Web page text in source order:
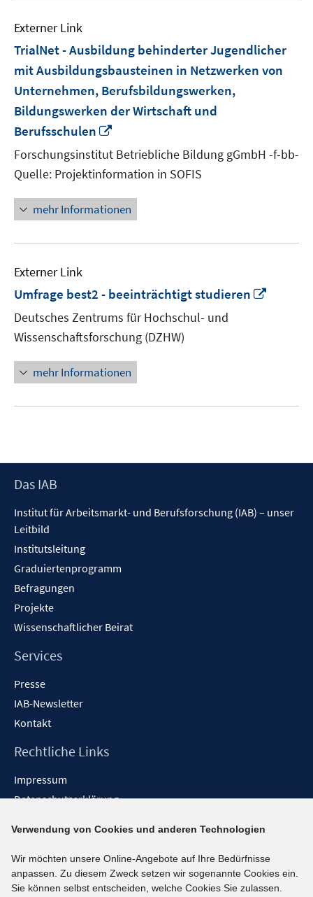
Externer Link
TrialNet - Ausbildung behinderter Jugendlicher
mit Ausbildungsbausteinen in Netzwerken von
Unternehmen, Berufsbildungswerken,
Bildungswerken der Wirtschaft und
Berufsschulen
neuem
Fenster
öffnen
Forschungsinstitut Betriebliche Bildung gGmbH -f-bb-
Quelle: Projektinformation in SOFIS
mehr Informationen
Externer Link
Umfrage best2 - beeinträchtigt studieren
Deutsches Zentrums für Hochschul- und
Wissenschaftsforschung (DZHW)
mehr Informationen
Footer
Das IAB
Institut für Arbeitsmarkt- und Berufsforschung (IAB) – unser
Leitbild
Institutsleitung
Graduiertenprogramm
Befragungen
Projekte
Wissenschaftlicher Beirat
Services
Presse
IAB-Newsletter
Kontakt
Rechtliche Links
Impressum
Datenschutzerklärung
Barrieren melden
Social-Media-Kanäle
Verwendung von Cookies und anderen Technologien
Wir möchten unsere Online-Angebote auf Ihre Bedürfnisse
anpassen. Zu diesem Zweck setzen wir sogenannte Cookies ein.
Sie können selbst entscheiden, welche Cookies Sie zulassen.